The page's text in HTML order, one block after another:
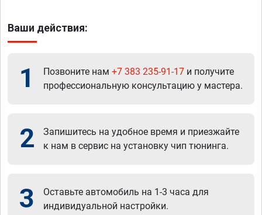
Ваши действия:
1 Позвоните нам +7 383 235-91-17 и получите
профессиональную консультацию у мастера.
2
Запишитесь на удобное время и приезжайте
к нам в сервис на установку чип тюнинга.
3
Оставьте автомобиль на 1-3 часа для
индивидуальной настройки.